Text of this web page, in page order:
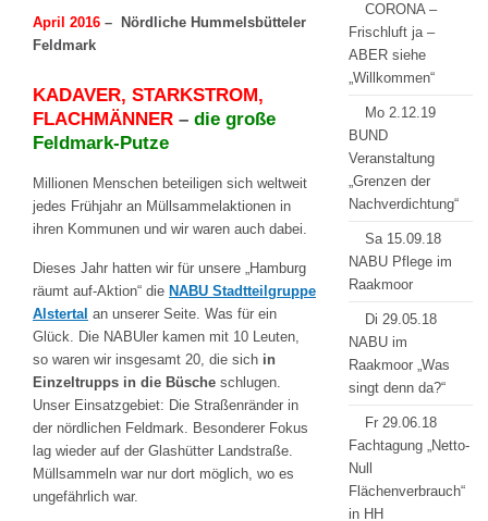
April 2016 – Nördliche Hummelsbütteler
Feldmark
KADAVER, STARKSTROM,
FLACHMÄNNER – die große
Feldmark-Putze
Millionen Menschen beteiligen sich weltweit
jedes Frühjahr an Müllsammelaktionen in
ihren Kommunen und wir waren auch dabei.
Dieses Jahr hatten wir für unsere „Hamburg
räumt auf-Aktion“ die NABU Stadtteilgruppe
Alstertal an unserer Seite. Was für ein
Glück. Die NABUler kamen mit 10 Leuten,
so waren wir insgesamt 20, die sich in
Einzeltrupps in die Büsche schlugen.
Unser Einsatzgebiet: Die Straßenränder in
der nördlichen Feldmark. Besonderer Fokus
lag wieder auf der Glashütter Landstraße.
Müllsammeln war nur dort möglich, wo es
ungefährlich war.
CORONA –
Frischluft ja –
ABER siehe
„Willkommen“
Mo 2.12.19
BUND
Veranstaltung
„Grenzen der
Nachverdichtung“
Sa 15.09.18
NABU Pflege im
Raakmoor
Di 29.05.18
NABU im
Raakmoor „Was
singt denn da?“
Fr 29.06.18
Fachtagung „Netto-
Null
Flächenverbrauch“
in HH